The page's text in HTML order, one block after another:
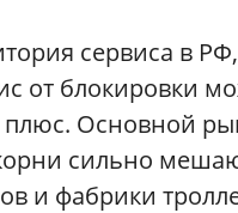
сервиса в РФ,
от блокировки
плюс. Основной
сильно
и фабрики